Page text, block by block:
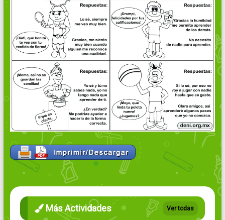
Más Actividades Ver todas